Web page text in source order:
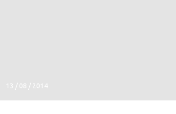
13 / 08 / 2014